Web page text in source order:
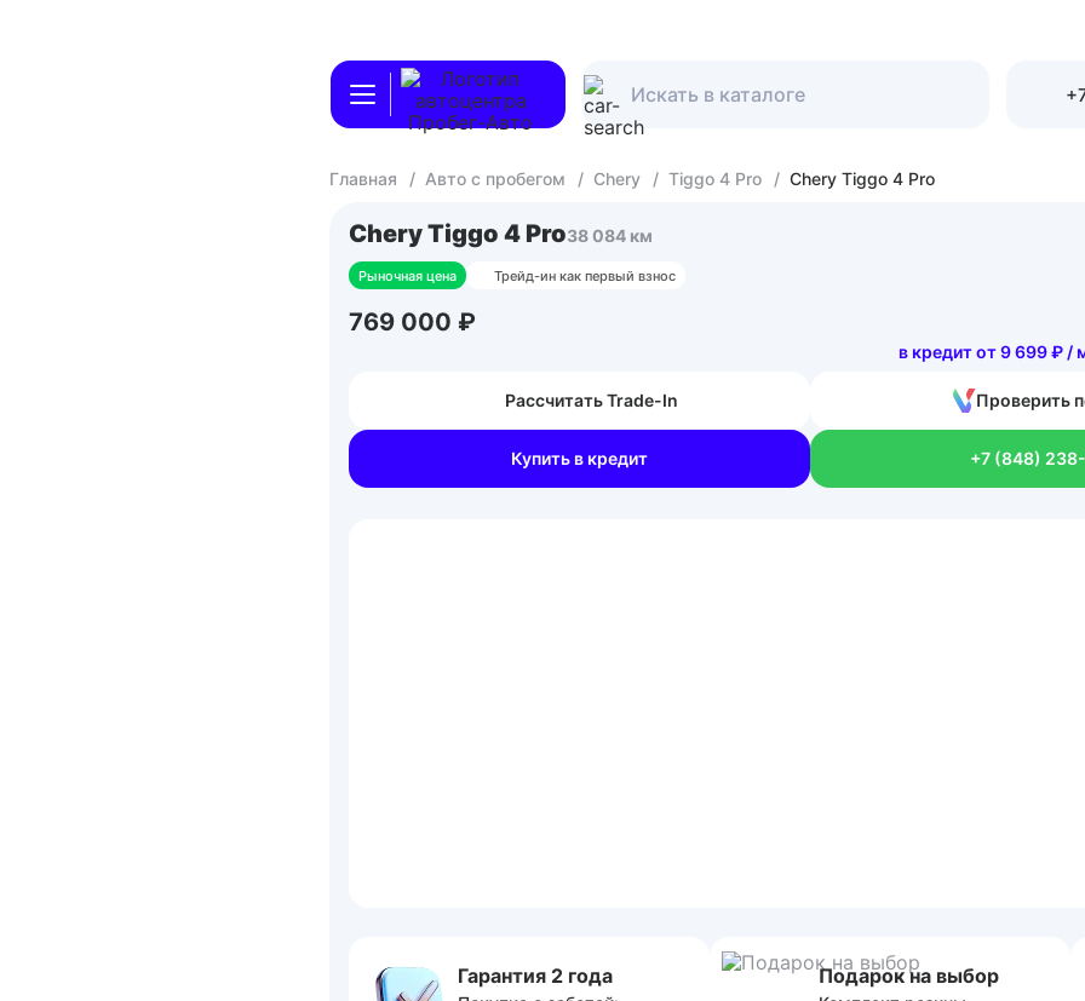
Главная / Авто с пробегом / Chery / Tiggo 4 Pro / Chery Tiggo 4 Pro
Chery Tiggo 4 Pro38 084 км
Рыночная цена Трейд-ин как первый взнос
769 000 ₽
в кредит от 9 699 ₽ /
Рассчитать Trade-In Проверить
Купить в кредит +7 (848)
Гарантия 2 года Подарок на выбор